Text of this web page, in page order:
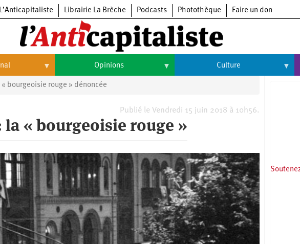
L’Anticapitaliste Librairie La Brèche Podcasts Photothèque Faire un don
Opinions
Opinions
Culture
Arts
Cinéma
Expositions
Livres
Musique
bourgeoisie rouge » dénoncée
Publié le Vendredi 15 juin 2018 à 10h56.
la « bourgeoisie rouge »